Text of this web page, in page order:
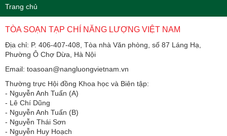
Trang chủ
TÒA SOẠN TẠP CHÍ NĂNG LƯỢNG VIỆT NAM
Địa chỉ: P. 406-407-408, Tòa nhà Văn phòng, số 87 Láng Hạ,
Phường Ô Chợ Dừa, Hà Nội
Email: toasoan@nangluongvietnam.vn
Thường trực Hội đồng Khoa học và Biên tập:
​​​​​​- Nguyễn Anh Tuấn (A)
- Lê Chí Dũng
- Nguyễn Anh Tuấn (B)
- Nguyễn Thái Sơn
- Nguyễn Huy Hoạch